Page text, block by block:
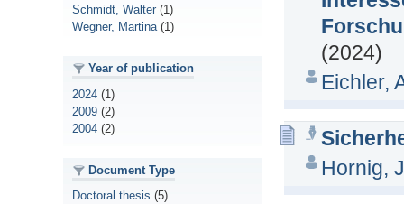
Schmidt, Walter (1)
Wegner, Martina(1)
Year of publication
2024 (1)
2009 (2)
2004 (2)
Document Type
Doctoral thesis (5)
(2024)
Eichler,
Hornig,